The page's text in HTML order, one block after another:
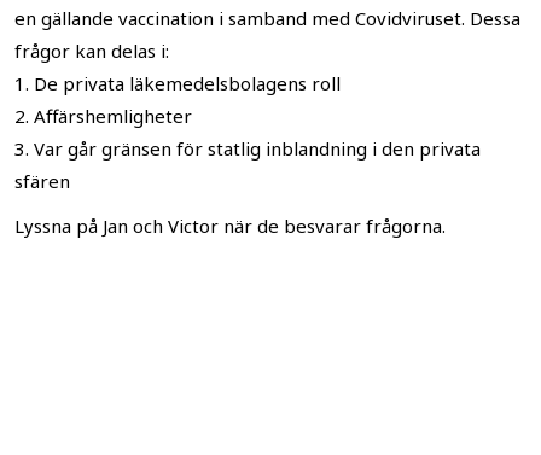
en gällande vaccination i samband med Covidviruset. Dessa
frågor kan delas i:
1. De privata läkemedelsbolagens roll
2. Affärshemligheter
3. Var går gränsen för statlig inblandning i den privata
sfären
Lyssna på Jan och Victor när de besvarar frågorna.